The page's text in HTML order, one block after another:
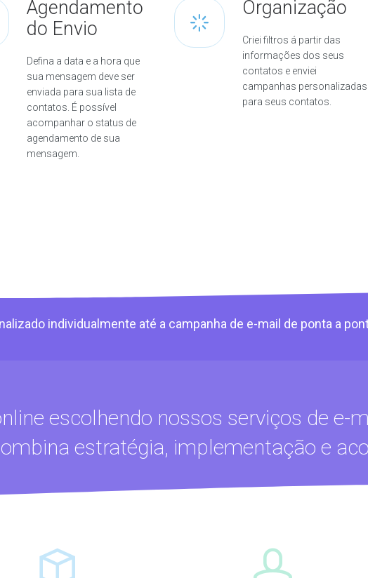
Agendamento
do Envio
Defina a data e a hora que
sua mensagem deve ser
enviada para sua lista de
contatos. É possível
acompanhar o status de
agendamento de sua
mensagem.
Organização
Criei filtros á partir das
informações dos seus
contatos e enviei
campanhas personalizadas
para seus contatos.
individualmente até a campanha de e-mail de ponta a
escolhendo nossos serviços de e-
estratégia, implementação e